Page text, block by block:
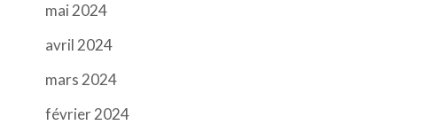
mai 2024
avril 2024
mars 2024
février 2024